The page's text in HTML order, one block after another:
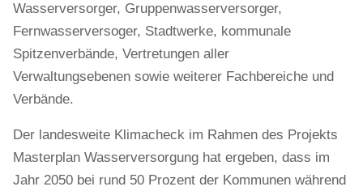
Wasserversorger, Gruppenwasserversorger,
Fernwasserversoger, Stadtwerke, kommunale
Spitzenverbände, Vertretungen aller
Verwaltungsebenen sowie weiterer Fachbereiche und
Verbände.
Der landesweite Klimacheck im Rahmen des Projekts
Masterplan Wasserversorgung hat ergeben, dass im
Jahr 2050 bei rund 50 Prozent der Kommunen während